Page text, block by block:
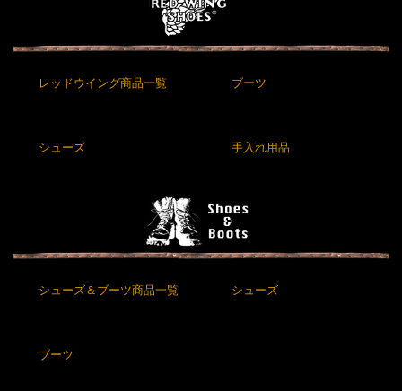
レッドウイング商品一覧 ブーツ
シューズ 手入れ用品
シューズ＆ブーツ商品一覧 シューズ
ブーツ